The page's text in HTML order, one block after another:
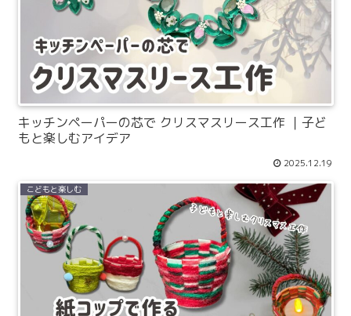
キッチンペーパーの芯で クリスマスリース工作 ｜子ど
もと楽しむアイデア
2025.12.19
こどもと楽しむ